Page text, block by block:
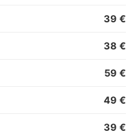
39 €
38 €
59 €
49 €
39 €